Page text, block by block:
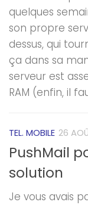
quelques
son propre
dessus, qui
ça dans sa
serveur est
RAM (enfin, il
TEL. MOBILE 26
PushMail
solution
Je vous avais